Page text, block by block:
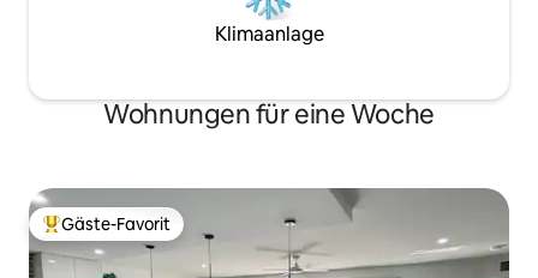
Klimaanlage
Wohnungen für eine Woche
Beliebter Gäste-Favorit.
Gäste-Favorit